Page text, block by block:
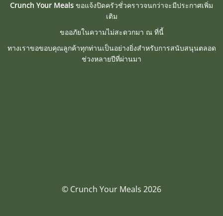
Crunch Your Meals ขอแจ้งปิดครัวชั่วคราวจนกว่าจะมีประกาศเพิ่ม
เติม
ขออภัยในความไม่สะดวกมา ณ ที่นี้
ทางเราขอขอบคุณลูกค้าทุกท่านเป็นอย่างยิ่งสำหรับการสนับสนุนตลอด
ช่วงหลายปีที่ผ่านมา
© Crunch Your Meals 2026